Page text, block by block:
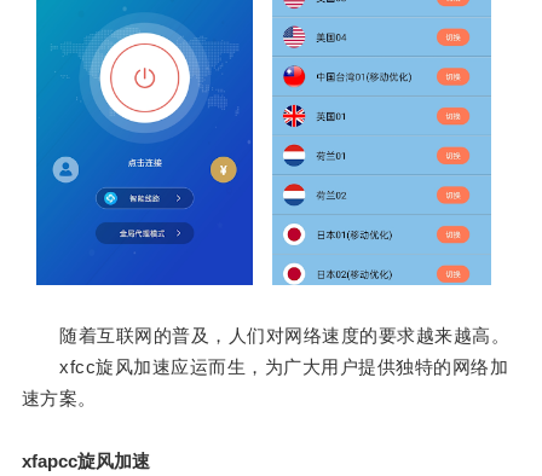
随着互联网的普及，人们对网络速度的要求越来越高。
xfcc旋风加速应运而生，为广大用户提供独特的网络加
速方案。
xfapcc旋风加速